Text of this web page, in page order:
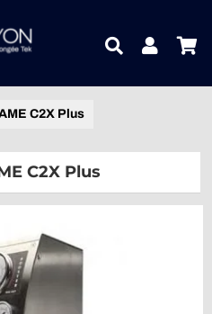
C2X Plus
C2X Plus